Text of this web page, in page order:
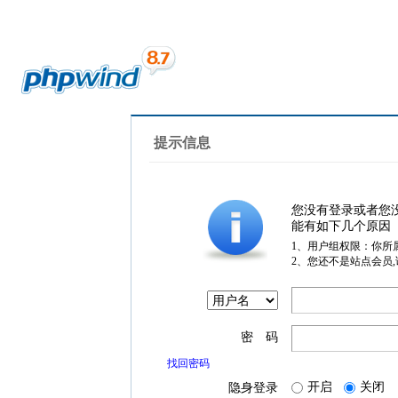
提示信息
您没有登录或者您
能有如下几个原因
1、用户组权限：你所
2、您还不是站点会员
密 码
找回密码
隐身登录 开启 关闭